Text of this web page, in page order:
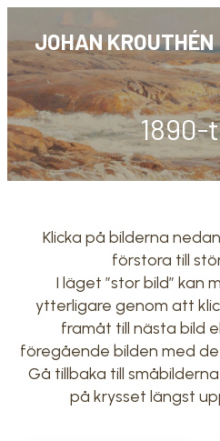
JOHAN KROUTHÉN
Klicka på bilderna
förstora till
I läget ”stor bild” kan
ytterligare genom att
framåt till nästa bild
föregående bilden med
Gå tillbaka till
på krysset längst
Get 30% off your first